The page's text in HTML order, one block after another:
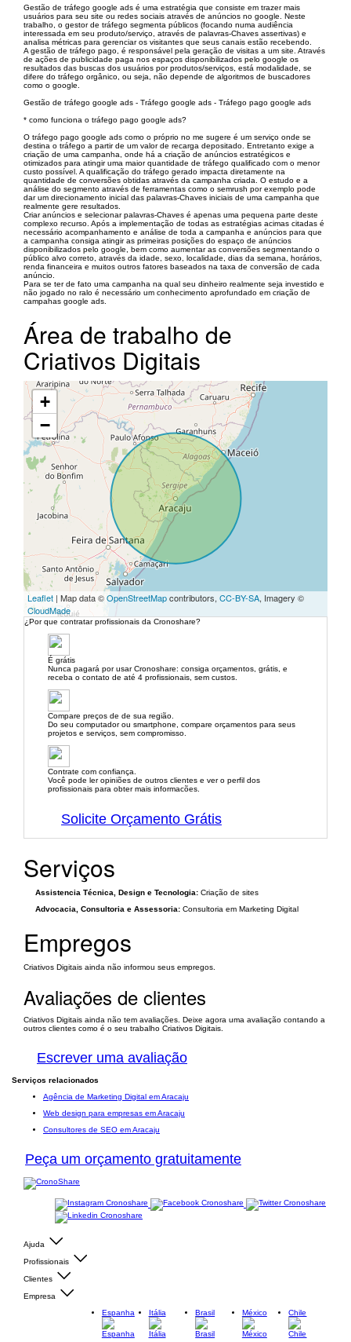
Gestão de tráfego google ads é uma estratégia que consiste em trazer mais
usuários para seu site ou redes sociais através de anúncios no google. Neste
trabalho, o gestor de tráfego segmenta públicos (focando numa audiência
interessada em seu produto/serviço, através de palavras-Chaves assertivas) e
analisa métricas para gerenciar os visitantes que seus canais estão recebendo.
A gestão de tráfego pago, é responsável pela geração de visitas a um site. Através
de ações de publicidade paga nos espaços disponibilizados pelo google os
resultados das buscas dos usuários por produtos/serviços, está modalidade, se
difere do tráfego orgânico, ou seja, não depende de algoritmos de buscadores
como o google.
Gestão de tráfego google ads - Tráfego google ads - Tráfego pago google ads
* como funciona o tráfego pago google ads?
O tráfego pago google ads como o próprio no me sugere é um serviço onde se
destina o tráfego a partir de um valor de recarga depositado. Entretanto exige a
criação de uma campanha, onde há a criação de anúncios estratégicos e
otimizados para atingir uma maior quantidade de tráfego qualificado com o menor
custo possível. A qualificação do tráfego gerado impacta diretamente na
quantidade de conversões obtidas através da campanha criada. O estudo e a
análise do segmento através de ferramentas como o semrush por exemplo pode
dar um direcionamento inicial das palavras-Chaves iniciais de uma campanha que
realmente gere resultados.
Criar anúncios e selecionar palavras-Chaves é apenas uma pequena parte deste
complexo recurso. Após a implementação de todas as estratégias acimas citadas é
necessário acompanhamento e análise de toda a campanha e anúncios para que
a campanha consiga atingir as primeiras posições do espaço de anúncios
disponibilizados pelo google, bem como aumentar as conversões segmentando o
público alvo correto, através da idade, sexo, localidade, dias da semana, horários,
renda financeira e muitos outros fatores baseados na taxa de conversão de cada
anúncio.
Para se ter de fato uma campanha na qual seu dinheiro realmente seja investido e
não jogado no ralo é necessário um conhecimento aprofundado em criação de
campahas google ads.
Área de trabalho de
Criativos Digitais
+
−
Leaflet | Map data ©OpenStreetMapcontributors, CC-BY-SA, Imagery ©
CloudMade
¿Por que contratar profissionais da Cronoshare?
É grátis
Nunca pagará por usar Cronoshare: consiga orçamentos, grátis, e
receba o contato de até 4 profissionais, sem custos.
Compare preços de de sua região.
Do seu computador ou smartphone, compare orçamentos para seus
projetos e serviços, sem compromisso.
Contrate com confiança.
Você pode ler opiniões de outros clientes e ver o perfil dos
profissionais para obter mais informacões.
Solicite Orçamento Grátis
Serviços
Assistencia Técnica, Design e Tecnologia: Criação de sites
Advocacia, Consultoria e Assessoria: Consultoria em Marketing Digital
Empregos
Criativos Digitais ainda não informou seus empregos.
Avaliações de clientes
Criativos Digitais ainda não tem avaliações. Deixe agora uma avaliação contando a
outros clientes como é o seu trabalho Criativos Digitais.
Escrever uma avaliação
Serviços relacionados
Agência de Marketing Digital em Aracaju
Web design para empresas em Aracaju
Consultores de SEO em Aracaju
Peça um orçamento gratuitamente
Ajuda
Profissionais
Clientes
Empresa
Espanha
Itália Brasil México Chile